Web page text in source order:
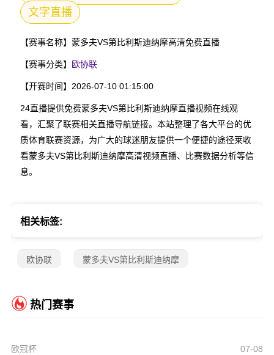
文字直播
【赛事名称】 蒙多夫VS第比利斯迪纳摩高清免费直播
【赛事分类】 欧协联
【开赛时间】 2026-07-10 01:15:00
24直播提供免费蒙多夫VS第比利斯迪纳摩直播视频在线观
看，汇聚了联赛相关直播导航链接。本站整理了各大平台的优
质体育联赛资源，为广大的球迷朋友提供一个便捷的途径莱收
看蒙多夫VS第比利斯迪纳摩高清视频直播、比赛数据分析等信
息。
相关标签:
欧协联 蒙多夫VS第比利斯迪纳摩
热门赛事
欧冠杯
07-08